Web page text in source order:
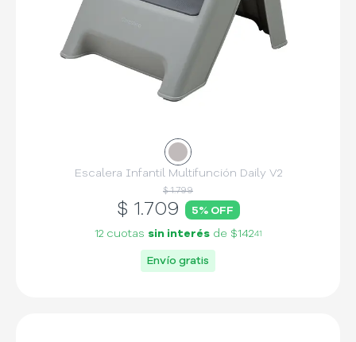
Escalera Infantil Multifunción Daily V2
$ 1.799
$ 1.709 5% OFF
12 cuotas sin interésde $14241
Envío gratis